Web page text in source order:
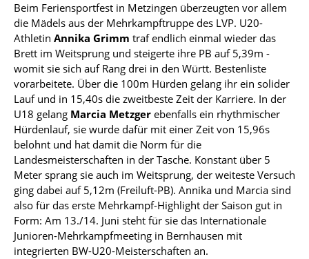
Beim Feriensportfest in Metzingen überzeugten vor allem
die Mädels aus der Mehrkampftruppe des LVP. U20-
Athletin Annika Grimm traf endlich einmal wieder das
Brett im Weitsprung und steigerte ihre PB auf 5,39m -
womit sie sich auf Rang drei in den Württ. Bestenliste
vorarbeitete. Über die 100m Hürden gelang ihr ein solider
Lauf und in 15,40s die zweitbeste Zeit der Karriere. In der
U18 gelang Marcia Metzger ebenfalls ein rhythmischer
Hürdenlauf, sie wurde dafür mit einer Zeit von 15,96s
belohnt und hat damit die Norm für die
Landesmeisterschaften in der Tasche. Konstant über 5
Meter sprang sie auch im Weitsprung, der weiteste Versuch
ging dabei auf 5,12m (Freiluft-PB). Annika und Marcia sind
also für das erste Mehrkampf-Highlight der Saison gut in
Form: Am 13./14. Juni steht für sie das Internationale
Junioren-Mehrkampfmeeting in Bernhausen mit
integrierten BW-U20-Meisterschaften an.